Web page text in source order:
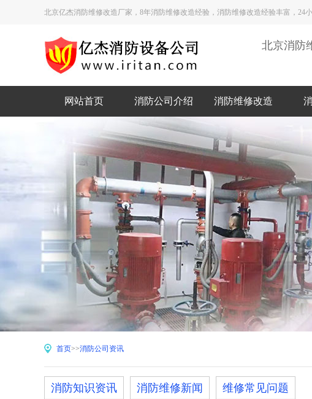
北京亿杰消防维修改造厂家，8年消防维修改造经验，消防维修改造经验丰富，24
北京消防
网站首页 消防公司介绍 消防维修改造
首页>>消防公司资讯
消防知识资讯 消防维修新闻 维修常见问题